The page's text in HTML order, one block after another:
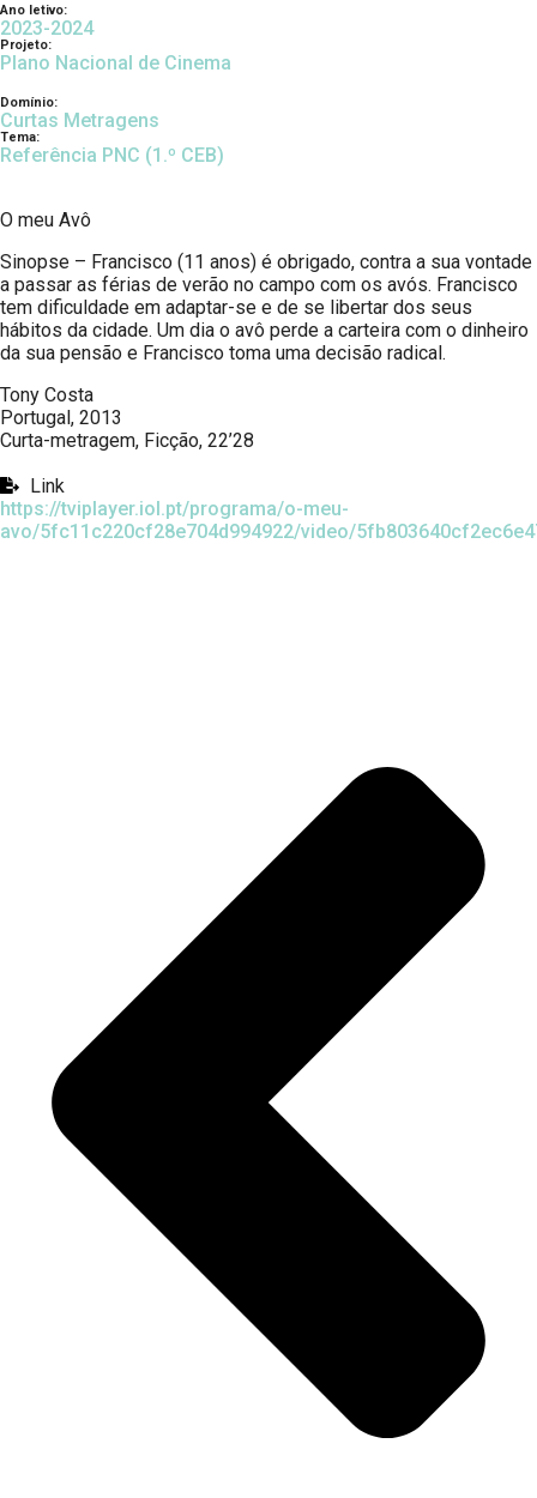
Ano letivo:
2023-2024
Projeto:
Plano Nacional de Cinema
Domínio:
Curtas Metragens
Tema:
Referência PNC (1.º CEB)
O meu Avô
Sinopse – Francisco (11 anos) é obrigado, contra a sua vontade
a passar as férias de verão no campo com os avós. Francisco
tem dificuldade em adaptar-se e de se libertar dos seus
hábitos da cidade. Um dia o avô perde a carteira com o dinheiro
da sua pensão e Francisco toma uma decisão radical.
Tony Costa
Portugal, 2013
Curta-metragem, Ficção, 22’28
Link
https://tviplayer.iol.pt/programa/o-meu-
avo/5fc11c220cf28e704d994922/video/